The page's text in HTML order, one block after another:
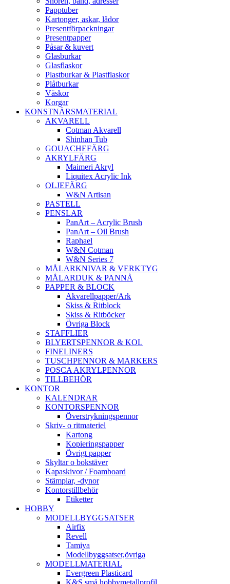
Papptuber
Kartonger, askar, lådor
Presentförpackningar
Presentpapper
Påsar & kuvert
Glasburkar
Glasflaskor
Plastburkar & Plastflaskor
Plåtburkar
Väskor
Korgar
KONSTNÄRSMATERIAL
AKVARELL
Cotman Akvarell
Shinhan Tub
GOUACHEFÄRG
AKRYLFÄRG
Maimeri Akryl
Liquitex Acrylic Ink
OLJEFÄRG
W&N Artisan
PASTELL
PENSLAR
PanArt – Acrylic Brush
PanArt – Oil Brush
Raphael
W&N Cotman
W&N Series 7
MÅLARKNIVAR & VERKTYG
MÅLARDUK & PANNÅ
PAPPER & BLOCK
Akvarellpapper/Ark
Skiss & Ritblock
Skiss & Ritböcker
Övriga Block
STAFFLIER
BLYERTSPENNOR & KOL
FINELINERS
TUSCHPENNOR & MARKERS
POSCA AKRYLPENNOR
TILLBEHÖR
KONTOR
KALENDRAR
KONTORSPENNOR
Överstrykningspennor
Skriv- o ritmateriel
Kartong
Kopieringspapper
Övrigt papper
Skyltar o bokstäver
Kapaskivor / Foamboard
Stämplar, -dynor
Kontorstillbehör
Etiketter
HOBBY
MODELLBYGGSATSER
Airfix
Revell
Tamiya
Modellbyggsatser,övriga
MODELLMATERIAL
Evergreen Plasticard
K&S små hobbymetallprofil